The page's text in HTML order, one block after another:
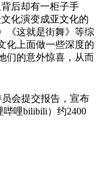
后却有一柜子手
化演变成亚文化的
《这就是街舞》等综
化上面做一些深度的
们的意外惊喜，从而
会提交报告，宣布
哩bilibili）约2400